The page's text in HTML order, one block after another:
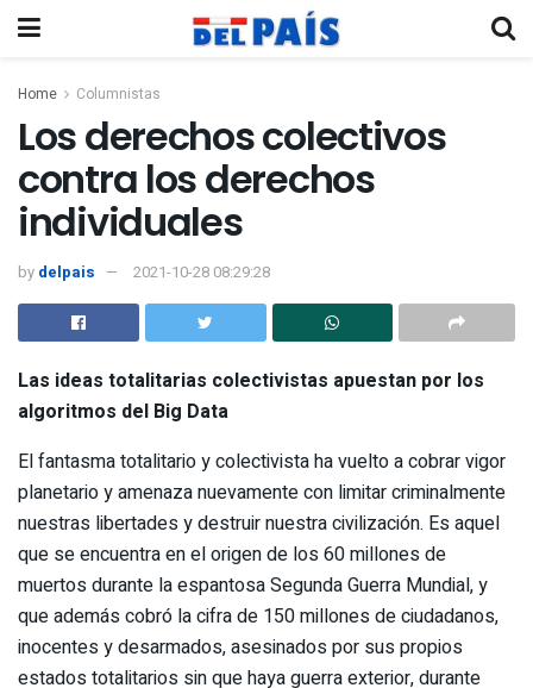
Home Columnistas
Los derechos colectivos
contra los derechos
individuales
by delpais 2021-10-28 08:29:28
Las ideas totalitarias colectivistas apuestan por los
algoritmos del Big Data
El fantasma totalitario y colectivista ha vuelto a cobrar vigor
planetario y amenaza nuevamente con limitar criminalmente
nuestras libertades y destruir nuestra civilización. Es aquel
que se encuentra en el origen de los 60 millones de
muertos durante la espantosa Segunda Guerra Mundial, y
que además cobró la cifra de 150 millones de ciudadanos,
inocentes y desarmados, asesinados por sus propios
estados totalitarios sin que haya guerra exterior, durante